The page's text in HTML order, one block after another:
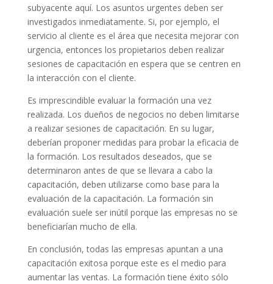
subyacente aquí. Los asuntos urgentes deben ser
investigados inmediatamente. Si, por ejemplo, el
servicio al cliente es el área que necesita mejorar con
urgencia, entonces los propietarios deben realizar
sesiones de capacitación en espera que se centren en
la interacción con el cliente.
Es imprescindible evaluar la formación una vez
realizada. Los dueños de negocios no deben limitarse
a realizar sesiones de capacitación. En su lugar,
deberían proponer medidas para probar la eficacia de
la formación. Los resultados deseados, que se
determinaron antes de que se llevara a cabo la
capacitación, deben utilizarse como base para la
evaluación de la capacitación. La formación sin
evaluación suele ser inútil porque las empresas no se
beneficiarían mucho de ella.
En conclusión, todas las empresas apuntan a una
capacitación exitosa porque este es el medio para
aumentar las ventas. La formación tiene éxito sólo